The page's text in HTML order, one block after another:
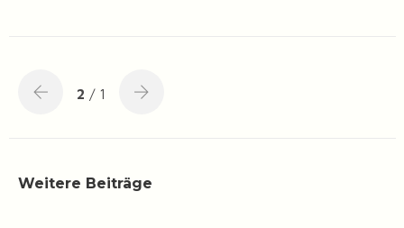
2 / 1
Weitere Beiträge